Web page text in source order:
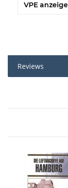
VPE
Reviews